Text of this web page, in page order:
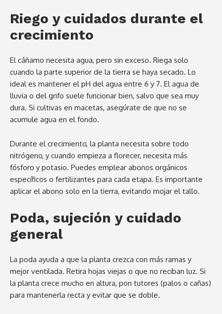
Riego y cuidados durante el
crecimiento
El cáñamo necesita agua, pero sin exceso. Riega solo
cuando la parte superior de la tierra se haya secado. Lo
ideal es mantener el pH del agua entre 6 y 7. El agua de
lluvia o del grifo suele funcionar bien, salvo que sea muy
dura. Si cultivas en macetas, asegúrate de que no se
acumule agua en el fondo.
Durante el crecimiento, la planta necesita sobre todo
nitrógeno, y cuando empieza a florecer, necesita más
fósforo y potasio. Puedes emplear abonos orgánicos
específicos o fertilizantes para cada etapa. Es importante
aplicar el abono solo en la tierra, evitando mojar el tallo.
Poda, sujeción y cuidado
general
La poda ayuda a que la planta crezca con más ramas y
mejor ventilada. Retira hojas viejas o que no reciban luz. Si
la planta crece mucho en altura, pon tutores (palos o cañas)
para mantenerla recta y evitar que se doble.